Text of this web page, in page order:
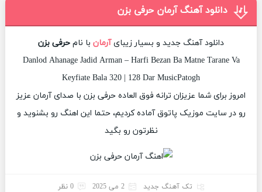
دانلود آهنگ آرمان حرفی بزن
دانلود آهنگ جدید و بسیار زیبایآرمان با نام حرفی بزن
Danlod Ahanage Jadid Arman – Harfi Bezan Ba Matne Tarane Va
Keyfiate Bala 320 | 128 Dar MusicPatogh
امروز برای شما عزیزان ترانه فوق العاده حرفی بزن با صدای آرمان عزیز
رو در سایت موزیک پاتوق آماده کردیم، حتما این اهنگ رو بشنوید و
نظرتون رو بگید
تک آهنگ جدید 2 می 2025 0 نظر